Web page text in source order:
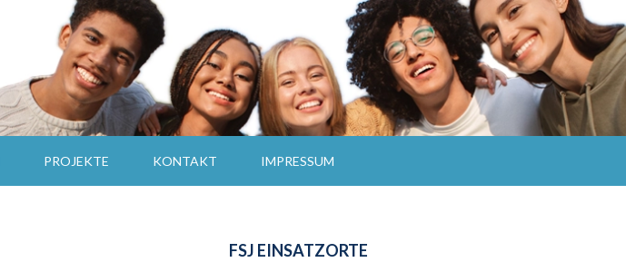
KULTUR- UND
JUGENDPROJEKTE
PÄDAGOGISCHE BEGLEITUNG IM FREIWILLIGEN SOZIALEN JAHR
PROJEKTE KONTAKT IMPRESSUM
FSJ EINSATZORTE